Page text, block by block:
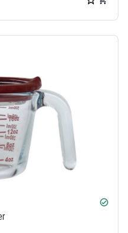
check_circle